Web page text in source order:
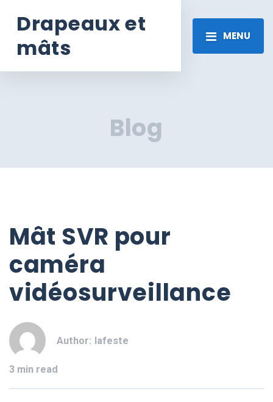
Drapeaux et
mâts
MENU
Blog
Mât SVR pour
caméra
vidéosurveillance
Author: lafeste
3 min read